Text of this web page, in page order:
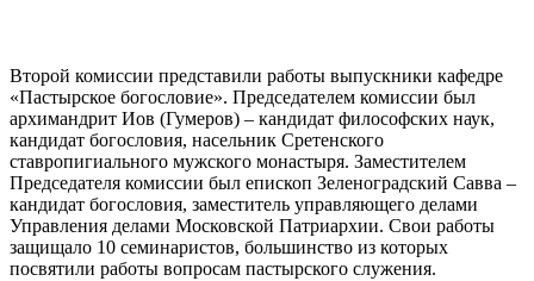
Второй комиссии представили работы выпускники кафедре
«Пастырское богословие». Председателем комиссии был
архимандрит Иов (Гумеров) – кандидат философских наук,
кандидат богословия, насельник Сретенского
ставропигиального мужского монастыря. Заместителем
Председателя комиссии был епископ Зеленоградский Савва –
кандидат богословия, заместитель управляющего делами
Управления делами Московской Патриархии. Свои работы
защищало 10 семинаристов, большинство из которых
посвятили работы вопросам пастырского служения.